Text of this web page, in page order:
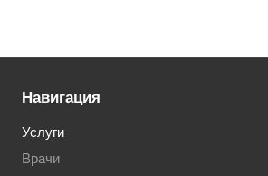
Навигация
Услуги
Врачи